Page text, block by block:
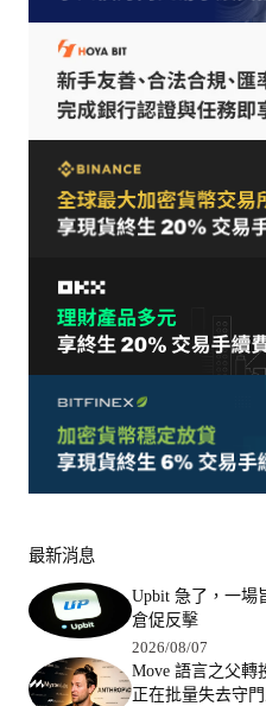
最新消息
Upbit 急了，一場
倉促反擊
2026/08/07
Move 語言之父轉
正在批量失去守